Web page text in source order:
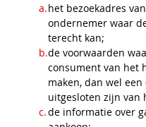
het bezoekadres
ondernemer waar
terecht kan;
de voorwaarden
consument van het
maken, dan wel
uitgesloten zijn van
de informatie over